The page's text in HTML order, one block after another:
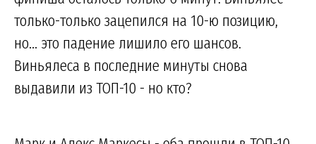
только-только зацепился на 10-ю позицию,
но... это падение лишило его шансов.
Виньялеса в последние минуты снова
выдавили из ТОП-10 - но кто?